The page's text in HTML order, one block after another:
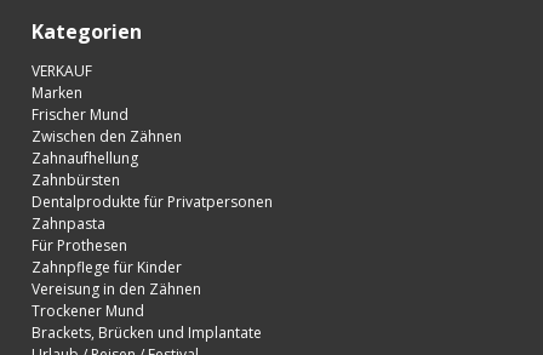
Kategorien
VERKAUF
Marken
Frischer Mund
Zwischen den Zähnen
Zahnaufhellung
Zahnbürsten
Dentalprodukte für Privatpersonen
Zahnpasta
Für Prothesen
Zahnpflege für Kinder
Vereisung in den Zähnen
Trockener Mund
Brackets, Brücken und Implantate